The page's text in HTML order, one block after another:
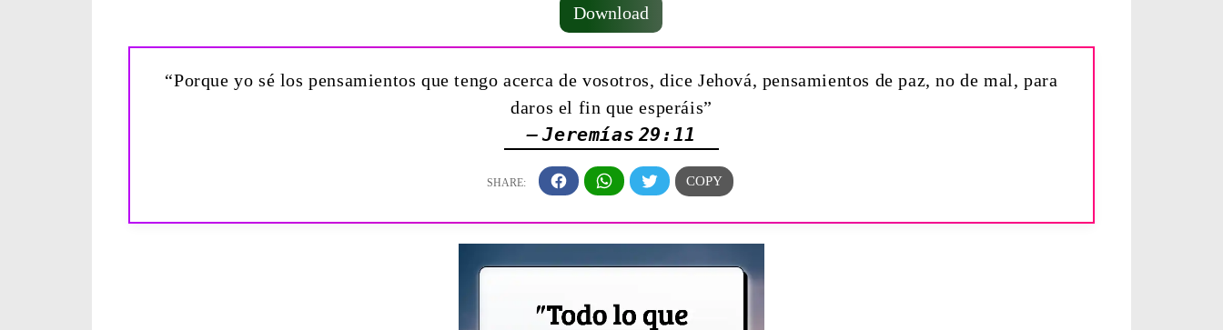
Download
“Porque yo sé los pensamientos que tengo acerca de vosotros, dice Jehová, pensamientos de paz, no de mal, para
daros el fin que esperáis”
— Jeremías 29:11